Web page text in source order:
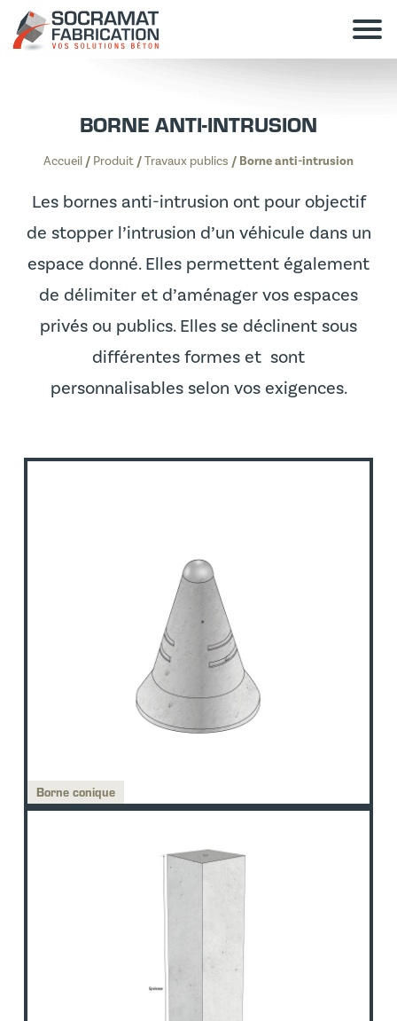
BORNE ANTI-INTRUSION
Accueil / Produit /Travaux publics / Borne anti-intrusion
Les bornes anti-intrusion ont pour objectif
de stopper l’intrusion d’un véhicule dans un
espace donné. Elles permettent également
de délimiter et d’aménager vos espaces
privés ou publics. Elles se déclinent sous
différentes formes et sont
personnalisables selon vos exigences.
Borne conique